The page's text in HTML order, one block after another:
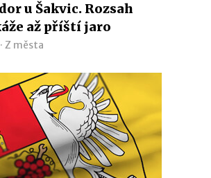
u Šakvic. Rozsah
až příští jaro
Z města